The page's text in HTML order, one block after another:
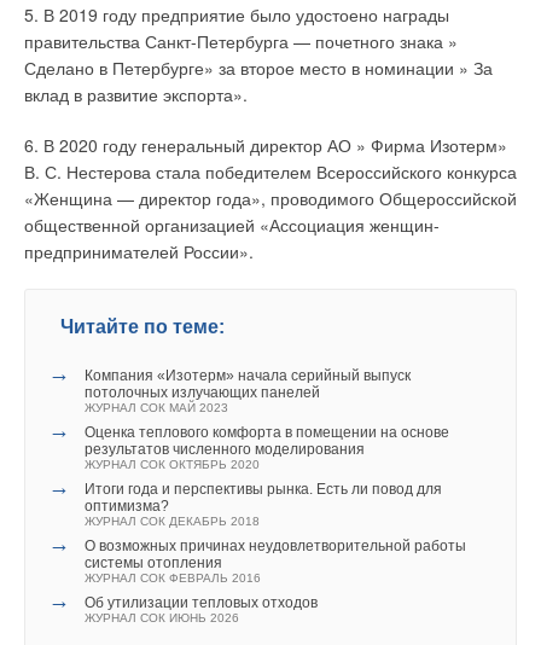
5. В 2019 году предприятие было удостоено награды
правительства Санкт-Петербурга — почетного знака »
Сделано в Петербурге» за второе место в номинации » За
вклад в развитие экспорта».
6. В 2020 году генеральный директор АО » Фирма Изотерм»
В. С. Нестерова стала победителем Всероссийского конкурса
«Женщина — директор года», проводимого Общероссийской
общественной организацией «Ассоциация женщин-
предпринимателей России».
Читайте по теме:
→
Компания «Изотерм» начала серийный выпуск
потолочных излучающих панелей
ЖУРНАЛ СОК МАЙ 2023
→
Оценка теплового комфорта в помещении на основе
результатов численного моделирования
ЖУРНАЛ СОК ОКТЯБРЬ 2020
→
Итоги года и перспективы рынка. Есть ли повод для
оптимизма?
ЖУРНАЛ СОК ДЕКАБРЬ 2018
→
О возможных причинах неудовлетворительной работы
системы отопления
ЖУРНАЛ СОК ФЕВРАЛЬ 2016
→ Об утилизации тепловых отходов
ЖУРНАЛ СОК ИЮНЬ 2026